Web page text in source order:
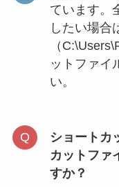
ています。
したい場合
（
ットファイ
い。
ショートカ
カットファ
すか？